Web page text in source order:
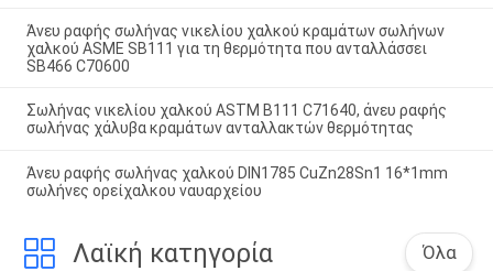
Άνευ ραφής σωλήνας νικελίου χαλκού κραμάτων σωλήνων
χαλκού ASME SB111 για τη θερμότητα που ανταλλάσσει
SB466 C70600
Σωλήνας νικελίου χαλκού ASTM B111 C71640, άνευ ραφής
σωλήνας χάλυβα κραμάτων ανταλλακτών θερμότητας
Άνευ ραφής σωλήνας χαλκού DIN1785 CuZn28Sn1 16*1mm
σωλήνες ορείχαλκου ναυαρχείου
Λαϊκή κατηγορία Όλα